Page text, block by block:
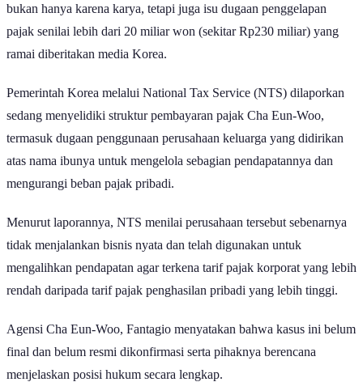
bukan hanya karena karya, tetapi juga isu dugaan penggelapan
pajak senilai lebih dari 20 miliar won (sekitar Rp230 miliar) yang
ramai diberitakan media Korea.
Pemerintah Korea melalui National Tax Service (NTS) dilaporkan
sedang menyelidiki struktur pembayaran pajak Cha Eun-Woo,
termasuk dugaan penggunaan perusahaan keluarga yang didirikan
atas nama ibunya untuk mengelola sebagian pendapatannya dan
mengurangi beban pajak pribadi.
Menurut laporannya, NTS menilai perusahaan tersebut sebenarnya
tidak menjalankan bisnis nyata dan telah digunakan untuk
mengalihkan pendapatan agar terkena tarif pajak korporat yang lebih
rendah daripada tarif pajak penghasilan pribadi yang lebih tinggi.
Agensi Cha Eun-Woo, Fantagio menyatakan bahwa kasus ini belum
final dan belum resmi dikonfirmasi serta pihaknya berencana
menjelaskan posisi hukum secara lengkap.